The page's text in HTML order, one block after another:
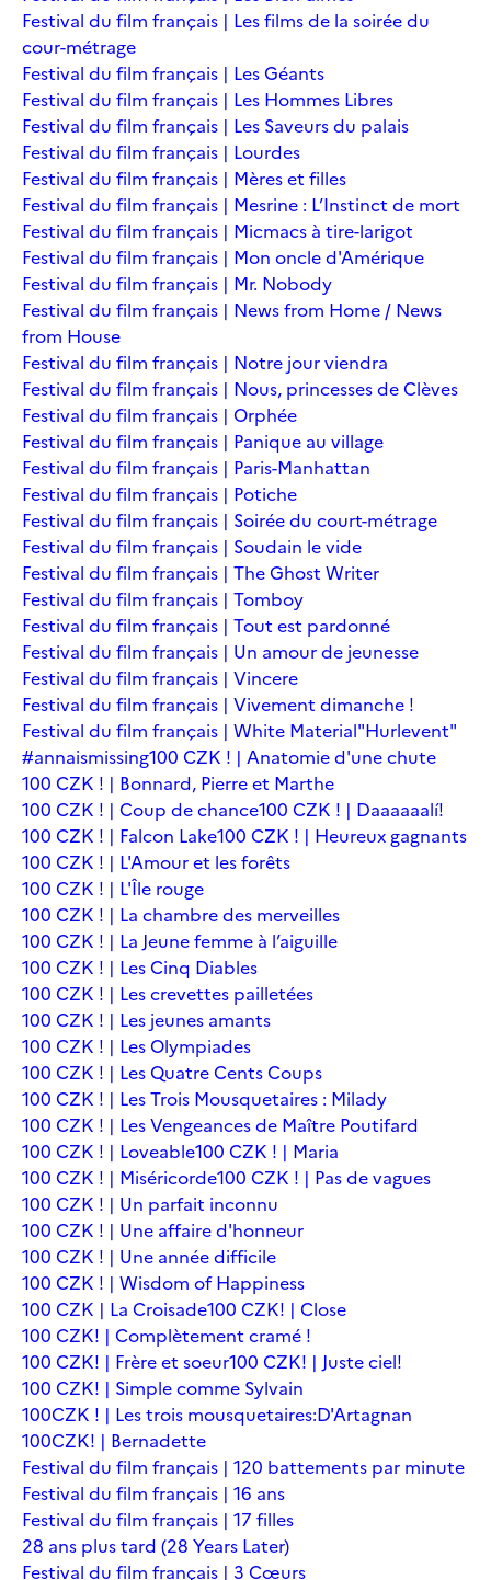
Festival du film français | Les films de la soirée du
cour-métrage
Festival du film français | Les Géants
Festival du film français | Les Hommes Libres
Festival du film français | Les Saveurs du palais
Festival du film français | Lourdes
Festival du film français | Mères et filles
Festival du film français | Mesrine : L’Instinct de mort
Festival du film français | Micmacs à tire-larigot
Festival du film français | Mon oncle d'Amérique
Festival du film français | Mr. Nobody
Festival du film français | News from Home / News
from House
Festival du film français | Notre jour viendra
Festival du film français | Nous, princesses de Clèves
Festival du film français | Orphée
Festival du film français | Panique au village
Festival du film français | Paris-Manhattan
Festival du film français | Potiche
Festival du film français | Soirée du court-métrage
Festival du film français | Soudain le vide
Festival du film français | The Ghost Writer
Festival du film français | Tomboy
Festival du film français | Tout est pardonné
Festival du film français | Un amour de jeunesse
Festival du film français | Vincere
Festival du film français | Vivement dimanche !
Festival du film français | White Material"Hurlevent"
#annaismissing100 CZK ! | Anatomie d'une chute
100 CZK ! | Bonnard, Pierre et Marthe
100 CZK ! | Coup de chance100 CZK ! | Daaaaaalí!
100 CZK ! | Falcon Lake100 CZK ! | Heureux gagnants
100 CZK ! | L'Amour et les forêts
100 CZK ! | L'Île rouge
100 CZK ! | La chambre des merveilles
100 CZK ! | La Jeune femme à l’aiguille
100 CZK ! | Les Cinq Diables
100 CZK ! | Les crevettes pailletées
100 CZK ! | Les jeunes amants
100 CZK ! | Les Olympiades
100 CZK ! | Les Quatre Cents Coups
100 CZK ! | Les Trois Mousquetaires : Milady
100 CZK ! | Les Vengeances de Maître Poutifard
100 CZK ! | Loveable100 CZK ! | Maria
100 CZK ! | Miséricorde100 CZK ! | Pas de vagues
100 CZK ! | Un parfait inconnu
100 CZK ! | Une affaire d'honneur
100 CZK ! | Une année difficile
100 CZK ! | Wisdom of Happiness
100 CZK | La Croisade100 CZK! | Close
100 CZK! | Complètement cramé !
100 CZK! | Frère et soeur100 CZK! | Juste ciel!
100 CZK! | Simple comme Sylvain
100CZK ! | Les trois mousquetaires:D'Artagnan
100CZK! | Bernadette
Festival du film français | 120 battements par minute
Festival du film français | 16 ans
Festival du film français | 17 filles
28 ans plus tard (28 Years Later)
Festival du film français | 3 Cœurs